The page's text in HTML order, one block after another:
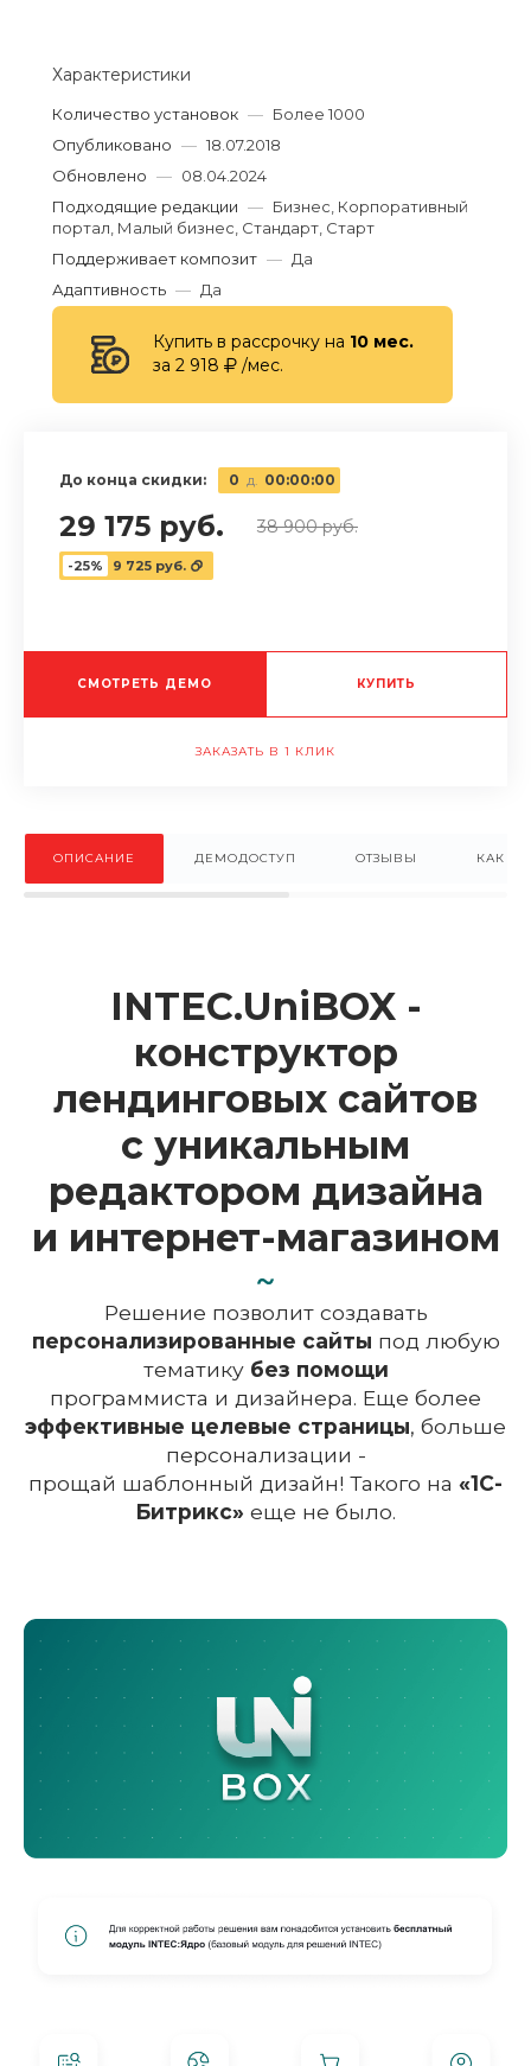
Характеристики
Количество установок — Более 1000
Опубликовано — 18.07.2018
Обновлено — 08.04.2024
Подходящие редакции — Бизнес, Корпоративный
портал, Малый бизнес, Стандарт, Старт
Поддерживает композит — Да
Адаптивность — Да
Купить в рассрочку на 10 мес.
за 2 918
/мес.
До конца скидки: 0 д. 00:00:00
29 175 руб. 38 900 руб.
-25% 9 725 руб.
СМОТРЕТЬ ДЕМО КУПИТЬ
ЗАКАЗАТЬ В 1 КЛИК
ОПИСАНИЕ ДЕМОДОСТУП ОТЗЫВЫ КАК
INTEC.UniBOX -
конструктор
лендинговых сайтов
с уникальным
редактором дизайна
и интернет-магазином
Решение позволит создавать
персонализированные сайты под любую
тематику без помощи
программиста и дизайнера. Еще более
эффективные целевые страницы, больше
персонализации -
прощай шаблонный дизайн! Такого на «1С-
Битрикс» еще не было.